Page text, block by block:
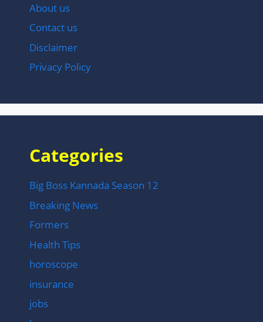
About us
Contact us
Disclaimer
Privacy Policy
Categories
Big Boss Kannada Season 12
Breaking News
Formers
Health Tips
horoscope
insurance
jobs